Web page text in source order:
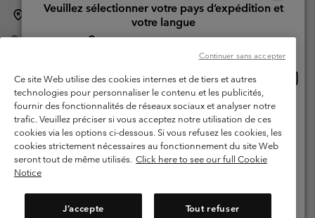
Suisse (français) | English ›| Deutsch › | italiano ›
©2026Columbia Sportswear Company. Avenue des Morgines, 12 1213
Garanties Légales
Politique de confidentialité
Conditions d'utilisation - Membres
Conditions D'utilisation - Contenu généré par l'utilisateur
Impressum
Cookies
Ce site Web utilise des cookies internes et de tiers et autres
technologies pour personnaliser le contenu et les publicités,
fournir des fonctionnalités de réseaux sociaux et analyser notre
trafic. Veuillez préciser si vous acceptez notre utilisation de ces
cookies via les options ci-dessous. Si vous refusez les cookies, les
cookies strictement nécessaires au fonctionnement du site Web
seront tout de même utilisés. Click here to see our full Cookie
Notice
J’accepte Tout refuser
Continuer sans accepter
Veuillez sélectionner votre pays d’expédition et
votre langue
United States
Switzerland-English
Switzerland-Deutsch
Switzerland-Italiano